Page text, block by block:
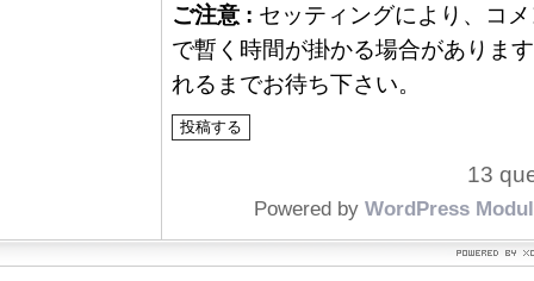
ご注意 : セッティングにより、コ
で暫く時間が掛かる場合がありま
れるまでお待ち下さい。
13
Powered by WordPress